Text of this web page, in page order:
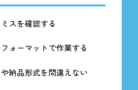
スを確認する
ォーマットで作業する
納品形式を間違えない